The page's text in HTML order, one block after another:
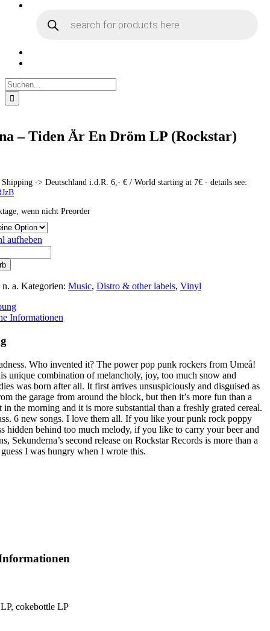
search
Suche
nach:
– Tiden Är En Dröm LP (Rockstar)
-> Deutschland i.d.R. 6,- € / World starting at 7€ - details see:
wenn nicht Preorder
aufheben
n. a. Kategorien: Music, Distro & other labels, Vinyl
Informationen
Who invented it? The power pop punk rockers from Umeå!
unique combination of melancholy, joy, too much snow and
was born after all. It first arrives unsuspiciously and disguised as
the garage from around the block, but then it’s more fun than a
in the morning and it is more substantial than a freshly grated cereal.
6 new songs. I love them all. If you like your punk rock poppy
hidden behind too much melody, if you like to carry your beer and
Sekunderna’s second release on Rockstar Records is more than a
I was hungry when I wrote this.
cokebottle LP